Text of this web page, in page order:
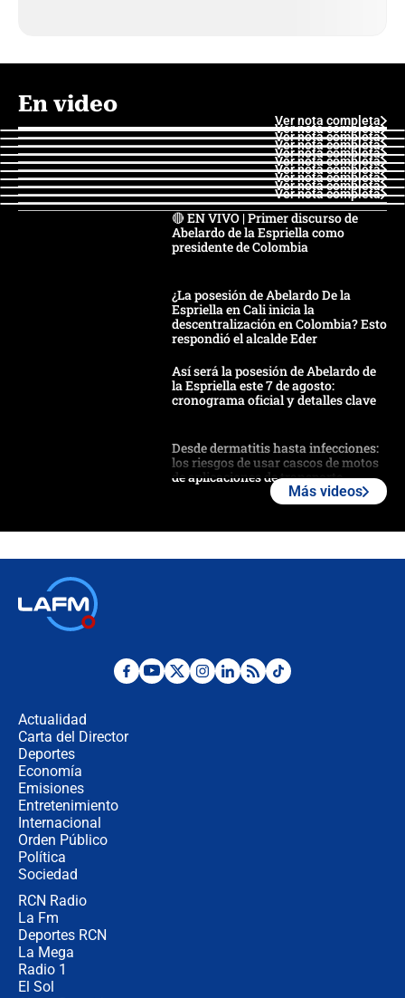
En video
Ver nota completa
Ver nota completa
Ver nota completa
Ver nota completa
Ver nota completa
Ver nota completa
Ver nota completa
Ver nota completa
Ver nota completa
Ver nota completa
🔴 EN VIVO | Primer discurso de
Abelardo de la Espriella como
presidente de Colombia
¿La posesión de Abelardo De la
Espriella en Cali inicia la
descentralización en Colombia? Esto
respondió el alcalde Eder
Así será la posesión de Abelardo de
la Espriella este 7 de agosto:
cronograma oficial y detalles clave
Desde dermatitis hasta infecciones:
los riesgos de usar cascos de motos
de aplicaciones de transporte
Posesión de Abelardo De La Espriella
Más videos
Actualidad
Carta del Director
Deportes
Economía
Emisiones
Entretenimiento
Internacional
Orden Público
Política
Sociedad
RCN Radio
La Fm
Deportes RCN
La Mega
Radio 1
El Sol